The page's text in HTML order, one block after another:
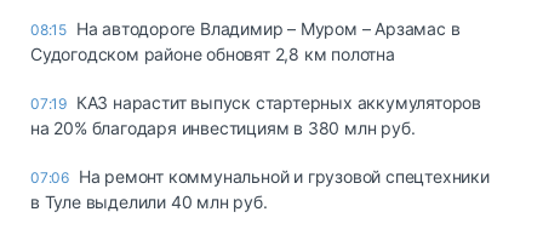
08:15 На автодороге Владимир – Муром – Арзамас в
Судогодском районе обновят 2,8 км полотна
07:19 КАЗ нарастит выпуск стартерных аккумуляторов
на 20% благодаря инвестициям в 380 млн руб.
07:06 На ремонт коммунальной и грузовой спецтехники
в Туле выделили 40 млн руб.